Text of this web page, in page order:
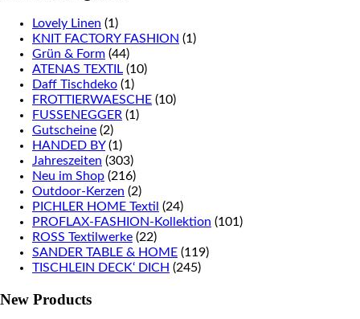
Lovely Linen (1)
KNIT FACTORY FASHION (1)
Grün & Form (44)
ATENAS TEXTIL (10)
Daff Tischdeko (1)
FROTTIERWAESCHE (10)
FUSSENEGGER (1)
Gutscheine (2)
HANDED BY (1)
Jahreszeiten (303)
Neu im Shop (216)
Outdoor-Kerzen (2)
PICHLER HOME Textil (24)
PROFLAX-FASHION-Kollektion (101)
ROSS Textilwerke (22)
SANDER TABLE & HOME (119)
TISCHLEIN DECK‘ DICH (245)
New Products